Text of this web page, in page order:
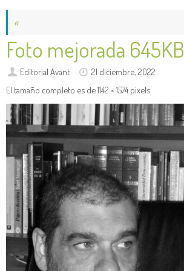
«
Foto mejorada 645KB
Editorial Avant
21 diciembre, 2022
El tamaño completo es de1142 × 1574 pixels